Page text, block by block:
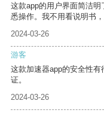
这款app的用户界面简洁
悉操作。我不用看说明书
2024-03-26
游客
这款加速器app的安全性
证。
2024-03-26